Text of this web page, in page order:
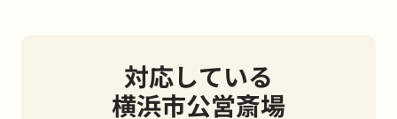
対応している
横浜市公営斎場